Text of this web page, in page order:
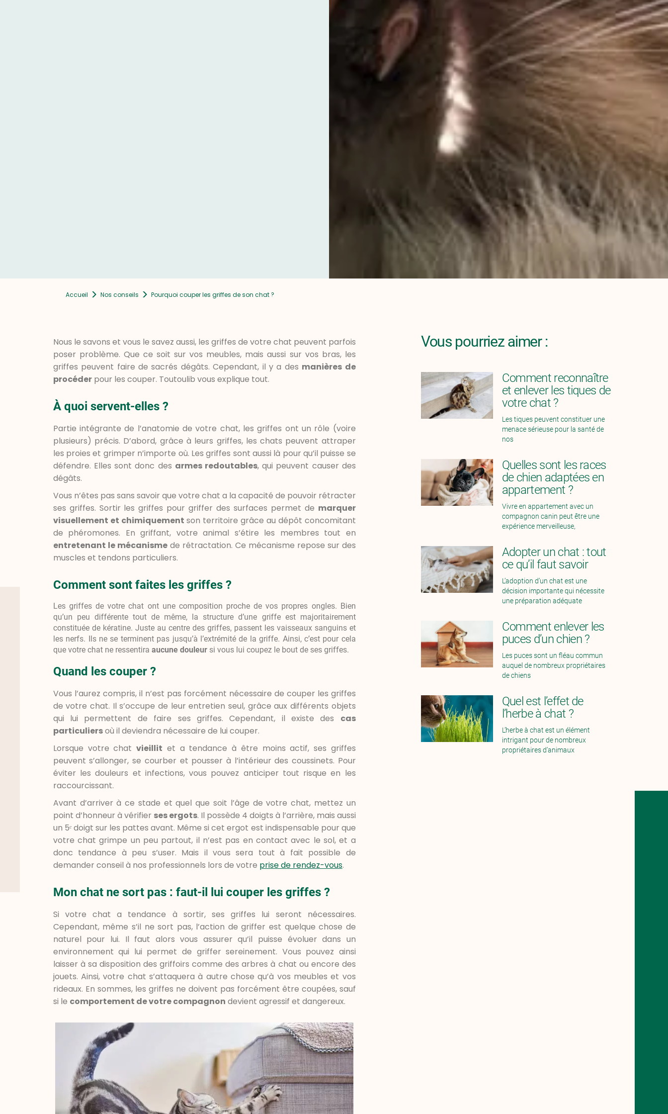
Accueil > Nos conseils > Pourquoi couper les griffes de son chat ?
Nous le savons et vous le savez aussi, les griffes de votre chat peuvent parfois
poser problème. Que ce soit sur vos meubles, mais aussi sur vos bras, les
griffes peuvent faire de sacrés dégâts. Cependant, il y a des manières de
procéderpour les couper. Toutoulib vous explique tout.
À quoi servent-elles ?
Partie intégrante de l’anatomie de votre chat, les griffes ont un rôle (voire
plusieurs) précis. D’abord, grâce à leurs griffes, les chats peuvent attraper
les proies et grimper n’importe où. Les griffes sont aussi là pour qu’il puisse se
défendre. Elles sont donc des armes redoutables, qui peuvent causer des
dégâts.
Vous n’êtes pas sans savoir que votre chat a la capacité de pouvoir rétracter
ses griffes. Sortir les griffes pour griffer des surfaces permet de marquer
visuellement et chimiquement son territoire grâce au dépôt concomitant
de phéromones. En griffant, votre animal s’étire les membres tout en
entretenant le mécanismede rétractation. Ce mécanisme repose sur des
muscles et tendons particuliers.
Comment sont faites les griffes ?
Les griffes de votre chat ont une composition proche de vos propres ongles. Bien
qu’un peu différente tout de même, la structure d’une griffe est majoritairement
constituée de kératine. Juste au centre des griffes, passent les vaisseaux sanguins et
les nerfs. Ils ne se terminent pas jusqu’à l’extrémité de la griffe. Ainsi, c’est pour cela
que votre chat ne ressentira aucune douleursi vous lui coupez le bout de ses griffes.
Quand les couper ?
Vous l’aurez compris, il n’est pas forcément nécessaire de couper les griffes
de votre chat. Il s’occupe de leur entretien seul, grâce aux différents objets
qui lui permettent de faire ses griffes. Cependant, il existe des cas
particuliersoù il deviendra nécessaire de lui couper.
Lorsque votre chat vieillit et a tendance à être moins actif, ses griffes
peuvent s’allonger, se courber et pousser à l’intérieur des coussinets. Pour
éviter les douleurs et infections, vous pouvez anticiper tout risque en les
raccourcissant.
Avant d’arriver à ce stade et quel que soit l’âge de votre chat, mettez un
point d’honneur à vérifier ses ergots. Il possède 4 doigts à l’arrière, mais aussi
un 5ᵉ doigt sur les pattes avant. Même si cet ergot est indispensable pour que
votre chat grimpe un peu partout, il n’est pas en contact avec le sol, et a
donc tendance à peu s’user. Mais il vous sera tout à fait possible de
demander conseil à nos professionnels lors de votre prise de rendez-vous.
Mon chat ne sort pas : faut-il lui couper les griffes ?
Si votre chat a tendance à sortir, ses griffes lui seront nécessaires.
Cependant, même s’il ne sort pas, l’action de griffer est quelque chose de
naturel pour lui. Il faut alors vous assurer qu’il puisse évoluer dans un
environnement qui lui permet de griffer sereinement. Vous pouvez ainsi
laisser à sa disposition des griffoirs comme des arbres à chat ou encore des
jouets. Ainsi, votre chat s’attaquera à autre chose qu’à vos meubles et vos
rideaux. En sommes, les griffes ne doivent pas forcément être coupées, sauf
si le comportement de votre compagnon devient agressif et dangereux.
Vous pourriez aimer :
Comment reconnaître
et enlever les tiques de
votre chat ?
Les tiques peuvent constituer une
menace sérieuse pour la santé de
nos
Quelles sont les races
de chien adaptées en
appartement ?
Vivre en appartement avec un
compagnon canin peut être une
expérience merveilleuse,
Adopter un chat : tout
ce qu’il faut savoir
L’adoption d’un chat est une
décision importante qui nécessite
une préparation adéquate
Comment enlever les
puces d’un chien ?
Les puces sont un fléau commun
auquel de nombreux propriétaires
de chiens
Quel est l’effet de
l’herbe à chat ?
L’herbe à chat est un élément
intrigant pour de nombreux
propriétaires d’animaux